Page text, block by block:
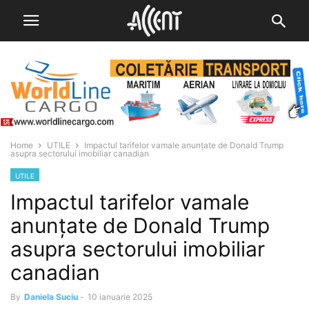
Home UTILE
Impactul tarifelor vamale anunțate de Donald Trump
asupra sectorului imobiliar canadian
UTILE
Impactul tarifelor vamale
anunțate de Donald Trump
asupra sectorului imobiliar
canadian
By Daniela Suciu - 10 ianuarie 2025